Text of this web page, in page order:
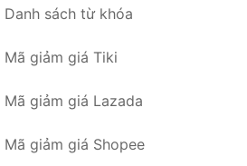
Danh sách từ khóa
Mã giảm giá Tiki
Mã giảm giá Lazada
Mã giảm giá Shopee